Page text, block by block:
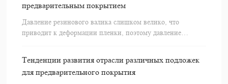
предварительным покрытием
Давление резинового валика слишком велико, что
приводит к деформации пленки, поэтому давление
Тенденции развития отрасли различных подложек
для предварительного покрытия